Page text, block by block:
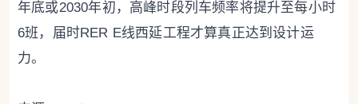
年底或2030年初，高峰时段列车频率将提升至每小时
6班，届时RER E线西延工程才算真正达到设计运
力。